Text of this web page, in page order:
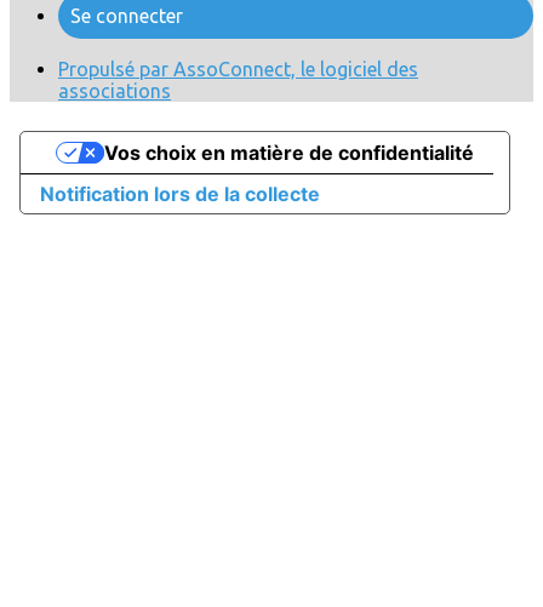
Se connecter
Propulsé par AssoConnect, le logiciel des
associations
Notification lors de la collecte
Vos choix en matière de confidentialité